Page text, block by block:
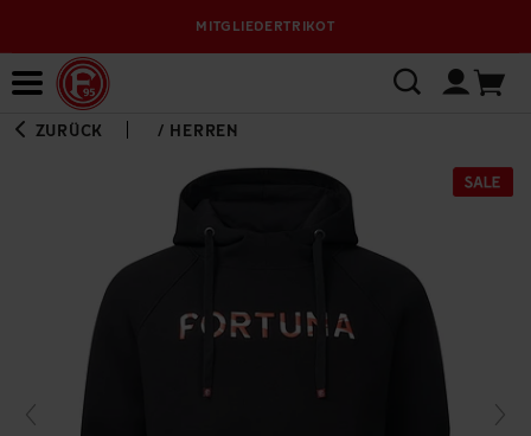
MITGLIEDERTRIKOT
ZURÜCK / HERREN